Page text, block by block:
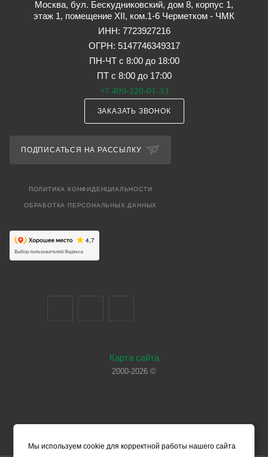
Москва, бул. Бескудниковский, дом 8, корпус 1,
этаж 1, помещение XII, ком.1-6 Черметком - ЧМК
ИНН: 7723927216
ОГРН: 5147746349317
ПН-ЧТ с 8:00 до 18:00
ПТ с 8:00 до 17:00
+7 499-220-01-33
ЗАКАЗАТЬ ЗВОНОК
ПОДПИСАТЬСЯ НА РАССЫЛКУ
ПОЛИТИКА КОНФИДЕНЦИАЛЬНОСТИ
ОБРАБОТКА ПЕРСОНАЛЬНЫХ ДАННЫХ
Карта сайта
2000-2026 ©
Мы используем cookie для корректной работы нашего сайта